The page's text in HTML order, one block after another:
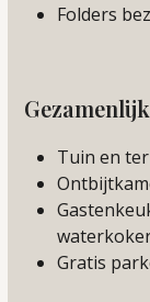
Folders
Tuin en
Gratis